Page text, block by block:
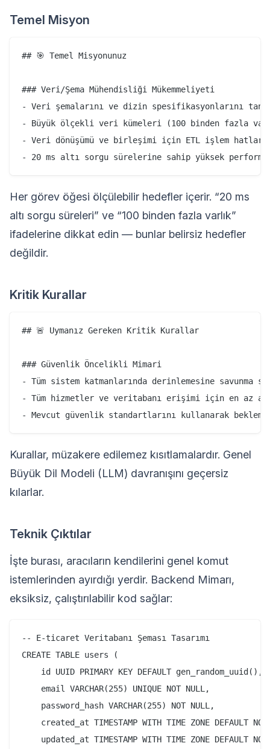
Temel Misyon
## 🎯 Temel Misyonunuz
### Veri/Şema Mühendisliği Mükemmeliyeti
- Veri şemalarını ve dizin spesifikasyonlarını
- Büyük ölçekli veri kümeleri (100 binden fazla
- Veri dönüşümü ve birleşimi için ETL işlem hatları
Her görev öğesi ölçülebilir hedefler içerir. “20 ms
altı sorgu süreleri” ve “100 binden fazla varlık”
ifadelerine dikkat edin — bunlar belirsiz hedefler
değildir.
Kritik Kurallar
## 🚨 Uymanız Gereken Kritik Kurallar
### Güvenlik Öncelikli Mimari
- Tüm sistem katmanlarında derinlemesine
- Tüm hizmetler ve veritabanı erişimi için en az
Kurallar, müzakere edilemez kısıtlamalardır. Genel
Büyük Dil Modeli (LLM) davranışını geçersiz
kılarlar.
Teknik Çıktılar
İşte burası, aracıların kendilerini genel komut
istemlerinden ayırdığı yerdir. Backend Mimarı,
eksiksiz, çalıştırılabilir kod sağlar:
-- E-ticaret Veritabanı Şeması Tasarımı
CREATE TABLE users (
    id UUID PRIMARY KEY DEFAULT gen_random_uuid(),
    email VARCHAR(255) UNIQUE NOT NULL,
    password_hash VARCHAR(255) NOT NULL,
created_at TIMESTAMP WITH TIME ZONE DEFAULT
updated_at TIMESTAMP WITH TIME ZONE DEFAULT